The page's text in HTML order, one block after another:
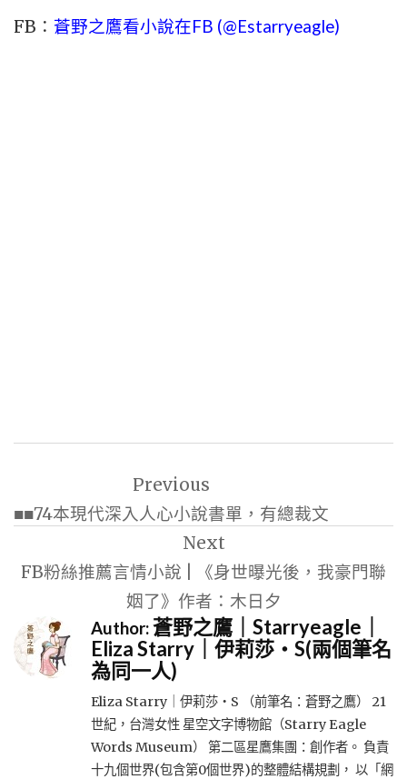
FB： 蒼野之鷹看小說在FB (@Estarryeagle)
導
覽
Previous
■■74本現代深入人心小說書單，有總裁文
Next
FB粉絲推薦言情小說 | 《身世曝光後，我豪門聯
姻了》作者：木日夕
Author:蒼野之鷹｜Starryeagle｜
Eliza Starry｜伊莉莎・S(兩個筆名
為同一人)
Eliza Starry｜伊莉莎・S （前筆名：蒼野之鷹） 21
世紀，台灣女性 星空文字博物館（Starry Eagle
Words Museum） 第二區星鷹集團：創作者。 負責
十九個世界(包含第0個世界)的整體結構規劃， 以「網